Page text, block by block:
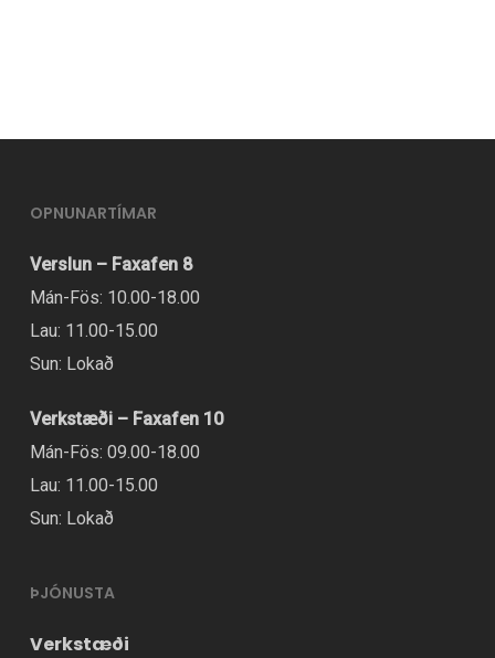
OPNUNARTÍMAR
Verslun – Faxafen 8
Mán-Fös: 10.00-18.00
Lau: 11.00-15.00
Sun: Lokað
Verkstæði – Faxafen 10
Mán-Fös: 09.00-18.00
Lau: 11.00-15.00
Sun: Lokað
ÞJÓNUSTA
Verkstæði